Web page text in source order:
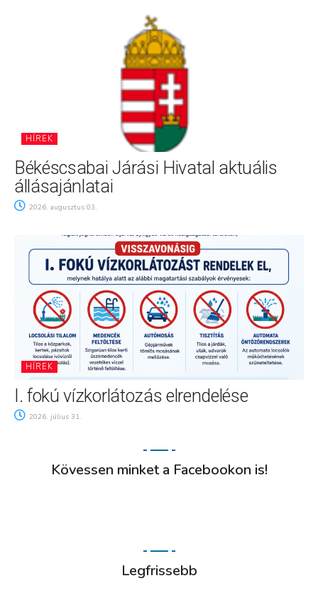
HÍREK
Békéscsabai Járási Hivatal aktuális
állásajánlatai
2026. augusztus 03.
HÍREK
I. fokú vízkorlátozás elrendelése
2026. július 31.
Kövessen minket a Facebookon is!
Legfrissebb